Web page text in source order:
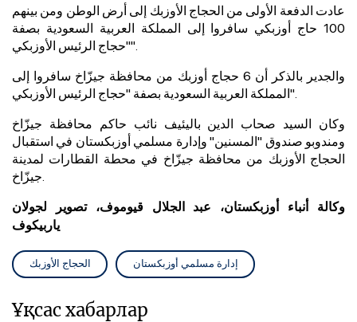
عادت الدفعة الأولى من الحجاج الأوزبك إلى أرض الوطن ومن بينهم
100 حاج أوزبكي سافروا إلى المملكة العربية السعودية بصفة
"حجاج الرئيس الأوزبكي".
والجدير بالذكر أن 6 حجاج أوزبك من محافظة جيزّاخ
سافروا إلى
المملكة العربية السعودية بصفة "حجاج الرئيس الأوزبكي".
وكان السيد صحاب الدين باليئيف نائب حاكم محافظة جيزّاخ
ومندوبو صندوق "المسنين" وإدارة مسلمي أوزبكستان في استقبال
الحجاج الأوزبك من محافظة جيزّاخ في محطة القطارات لمدينة
جيزّاخ.
وكالة أنباء أوزبكستان، عبد الجلال قيوموف، تصوير لجولان
ياربيكوف
الحجاج الأوزبك إدارة مسلمي أوزبكستان
Ұқсас хабарлар